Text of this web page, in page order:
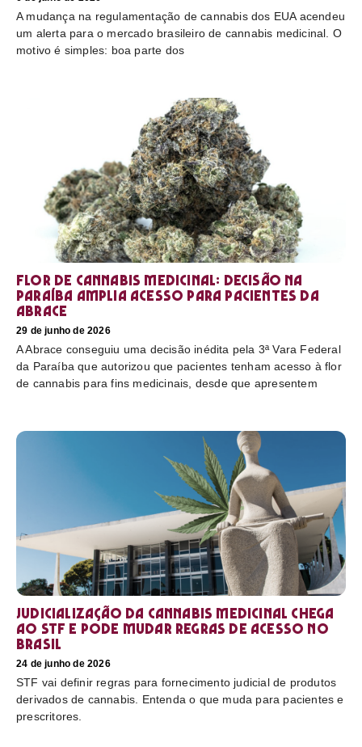
A mudança na regulamentação de cannabis dos EUA acendeu
um alerta para o mercado brasileiro de cannabis medicinal. O
motivo é simples: boa parte dos
Flor de cannabis medicinal: decisão na
Paraíba amplia acesso para pacientes da
Abrace
29 de junho de 2026
A Abrace conseguiu uma decisão inédita pela 3ª Vara Federal
da Paraíba que autorizou que pacientes tenham acesso à flor
de cannabis para fins medicinais, desde que apresentem
Judicialização da cannabis medicinal chega
ao STF e pode mudar regras de acesso no
Brasil
24 de junho de 2026
STF vai definir regras para fornecimento judicial de produtos
derivados de cannabis. Entenda o que muda para pacientes e
prescritores.